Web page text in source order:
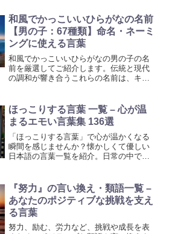
和風でかっこいいひらがなの名前
【男の子：67種類】命名・ネーミ
ングに使える言葉
和風でかっこいいひらがなの男の子の名
前を厳選してご紹介します。伝統と現代
の調和が響き合うこれらの名前は、キャ
ほっこりする言葉 一覧 – 心が温
まるエモい言葉集 136選
「ほっこりする言葉」で心が温かくなる
瞬間を感じませんか？懐かしくて優しい
日本語の言葉一覧を紹介。日常の中で小
『努力』の言い換え・類語一覧 –
あなたのポジティブな挑戦を支え
る言葉
努力、励む、労力など、挑戦や成長を表